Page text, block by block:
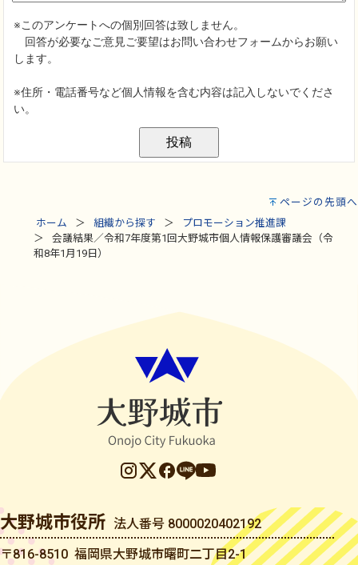
ページの先頭へ
ホーム
組織から探す
プロモーション推進課
会議結果／令和7年度第1回大野城市個人情報保護審議会（令
和8年1月19日）
大野城市役所 法人番号 8000020402192
〒816-8510 福岡県大野城市曙町二丁目2-1